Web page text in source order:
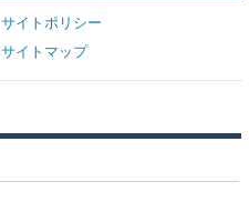
サイトポリシー
サイトマップ